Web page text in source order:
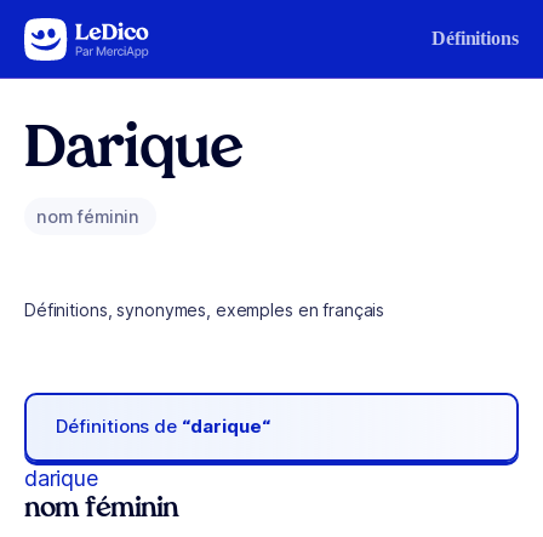
Aller au contenu Définitions
Darique
nom féminin
Définitions, synonymes, exemples en français
Définitions de “darique“
darique
nom féminin